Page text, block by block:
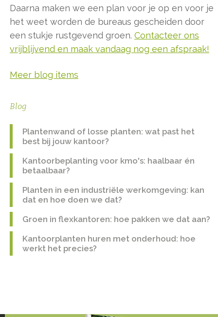
Daarna maken we een plan voor je op en voor je
het weet worden de bureaus gescheiden door
een stukje rustgevend groen. Contacteer ons
vrijblijvend en maak vandaag nog een afspraak!
Meer blog items
Blog
Plantenwand of losse planten: wat past het
best bij jouw kantoor?
Kantoorbeplanting voor kmo's: haalbaar én
betaalbaar?
Planten in een industriële werkomgeving: kan
dat en hoe doen we dat?
Groen in flexkantoren: hoe pakken we dat aan?
Kantoorplanten huren met onderhoud: hoe
werkt het precies?